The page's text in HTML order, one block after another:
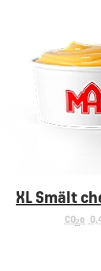
XL Smält
CO2e